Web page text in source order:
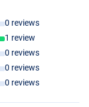
0 reviews
1 review
0 reviews
0 reviews
0 reviews